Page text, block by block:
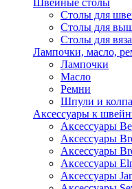
Швейные столы
Столы для
Столы для
Столы для
Лампочки, масло,
Лампочки
Масло
Ремни
Шпули и
Аксессуары к
Аксессуары
Аксессуары
Аксессуары
Аксессуары
Аксессуары